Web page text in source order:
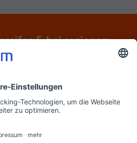
& bei regiocom
bewerben
bewerben
regiocom